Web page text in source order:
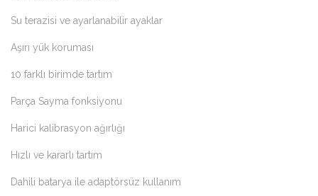
Su terazisi ve ayarlanabilir ayaklar
Aşırı yük koruması
10 farklı birimde tartım
Parça Sayma fonksiyonu
Harici kalibrasyon ağırlığı
Hızlı ve kararlı tartım
Dahili batarya ile adaptörsüz kullanım